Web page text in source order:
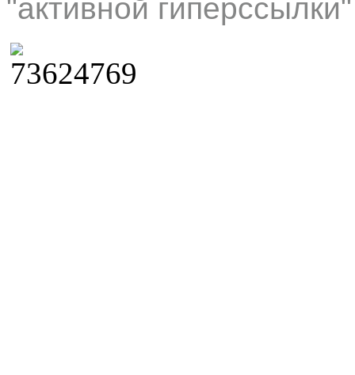
"активной